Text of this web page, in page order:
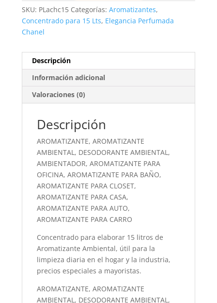
SKU: PLachc15 Categorías: Aromatizantes,
Concentrado para 15 Lts, Elegancia Perfumada
Chanel
Descripción
Información adicional
Valoraciones (0)
Descripción
AROMATIZANTE, AROMATIZANTE
AMBIENTAL, DESODORANTE AMBIENTAL,
AMBIENTADOR, AROMATIZANTE PARA
OFICINA, AROMATIZANTE PARA BAÑO,
AROMATIZANTE PARA CLOSET,
AROMATIZANTE PARA CASA,
AROMATIZANTE PARA AUTO,
AROMATIZANTE PARA CARRO
Concentrado para elaborar 15 litros de
Aromatizante Ambiental, útil para la
limpieza diaria en el hogar y la industria,
precios especiales a mayoristas.
AROMATIZANTE, AROMATIZANTE
AMBIENTAL, DESODORANTE AMBIENTAL,